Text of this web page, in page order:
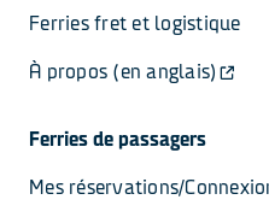
Ferries fret et logistique
À propos (en anglais)
Ferries de passagers
Mes réservations/